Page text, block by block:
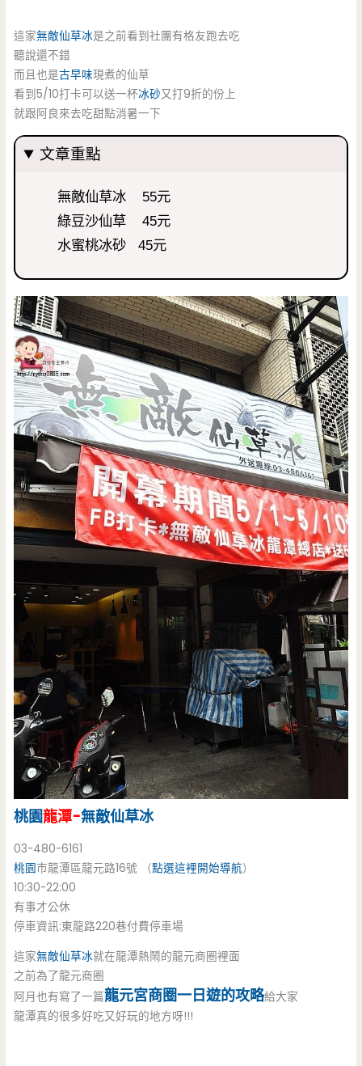
這家無敵仙草冰是之前看到社團有格友跑去吃
聽說還不錯
而且也是古早味現煮的仙草
看到5/10打卡可以送一杯冰砂又打9折的份上
就跟阿良來去吃甜點消暑一下
文章重點
無敵仙草冰 55元
綠豆沙仙草 45元
水蜜桃冰砂 45元
桃園龍潭-無敵仙草冰
03-480-6161
桃園市龍潭區龍元路16號 （點選這裡開始導航）
10:30-22:00
有事才公休
停車資訊:東龍路220巷付費停車場
這家無敵仙草冰就在龍潭熱鬧的龍元商圈裡面
之前為了龍元商圈
阿月也有寫了一篇龍元宮商圈一日遊的攻略給大家
龍潭真的很多好吃又好玩的地方呀!!!